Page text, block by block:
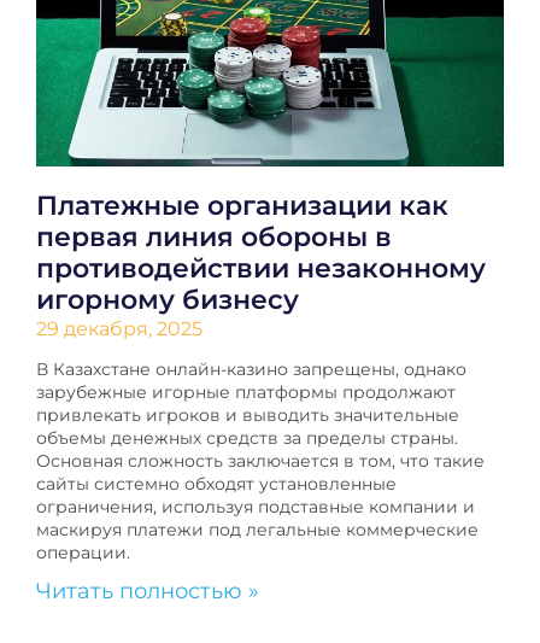
Платежные организации как
первая линия обороны в
противодействии незаконному
игорному бизнесу
29 декабря, 2025
В Казахстане онлайн-казино запрещены, однако
зарубежные игорные платформы продолжают
привлекать игроков и выводить значительные
объемы денежных средств за пределы страны.
Основная сложность заключается в том, что такие
сайты системно обходят установленные
ограничения, используя подставные компании и
маскируя платежи под легальные коммерческие
операции.
Читать полностью »